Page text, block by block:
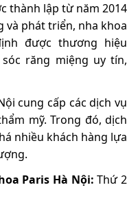
thành lập từ năm 2014
và phát triển, nha khoa
được thương hiệu
răng miệng uy tín,
cung cấp các dịch vụ
mỹ. Trong đó, dịch
nhiều khách hàng lựa
Paris Hà Nội:Thứ 2